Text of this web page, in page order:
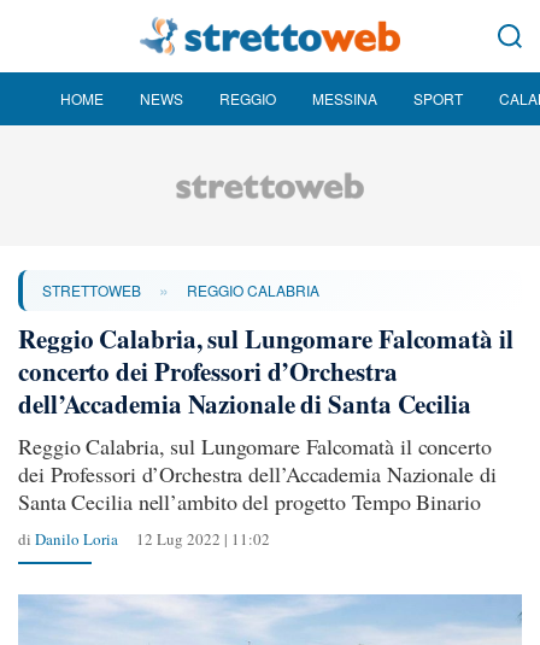
HOME NEWS REGGIO MESSINA SPORT
STRETTOWEB » REGGIO CALABRIA
Reggio Calabria, sul Lungomare Falcomatà il
concerto dei Professori d’Orchestra
dell’Accademia Nazionale di Santa Cecilia
Reggio Calabria, sul Lungomare Falcomatà il concerto
dei Professori d’Orchestra dell’Accademia Nazionale di
Santa Cecilia nell’ambito del progetto Tempo Binario
di Danilo Loria 12 Lug 2022 | 11:02